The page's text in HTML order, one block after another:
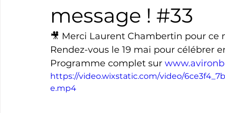
Triathlon
Cyclotourisme Surf Basket
message ! #33
🎥 Merci Laurent Chambertin pour ce
Rendez-vous le 19 mai pour célébrer
Programme complet sur
https://video.wixstatic.com/video/
e.mp4